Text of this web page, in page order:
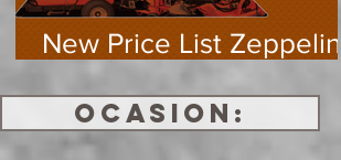
New Price List Zeppelin
Machinery 2024
OCASION: